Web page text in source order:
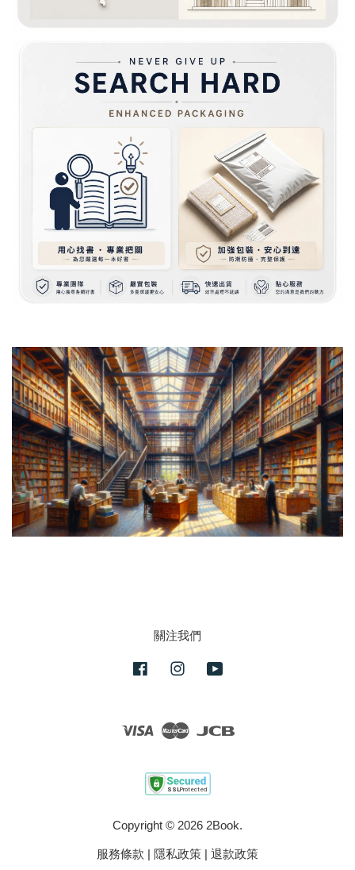
關注我們
FacebookInstagram
Visa Master
Copyright © 2026 2Book.
服務條款 | 隱私政策 | 退款政策